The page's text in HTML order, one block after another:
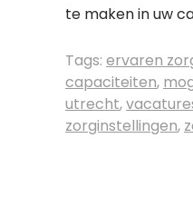
te maken in uw
Tags: ervaren
capaciteiten,
utrecht,
zorginstellingen,